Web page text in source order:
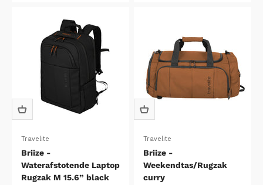
Travelite
Briize -
Waterafstotende Laptop
Rugzak M 15.6” black
Travelite
Briize -
Weekendtas/Rugzak
curry